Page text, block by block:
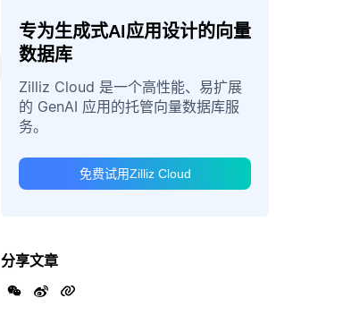
专为生成式AI应用设计的向量
数据库
Zilliz Cloud 是一个高性能、易扩展
的 GenAI 应用的托管向量数据库服
务。
免费试用Zilliz Cloud
分享文章